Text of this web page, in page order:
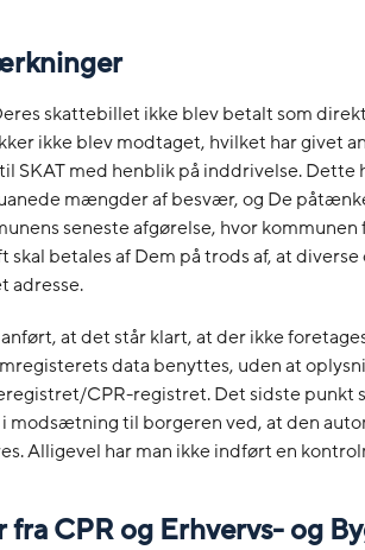
skattebillet ikke blev betalt som
ikke blev modtaget, hvilket har givet
SKAT med henblik på inddrivelse. Dette
mængder af besvær, og De
seneste afgørelse, hvor
skal betales af Dem på trods af, at
adresse.
at det står klart, at der ikke
data benyttes, uden at
CPR-registret. Det sidste punkt
modsætning til borgeren ved, at den
Alligevel har man ikke indført en
fra CPR og Erhvervs- og